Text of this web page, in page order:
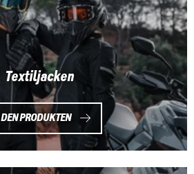
Textiljacken
PRODUKTEN